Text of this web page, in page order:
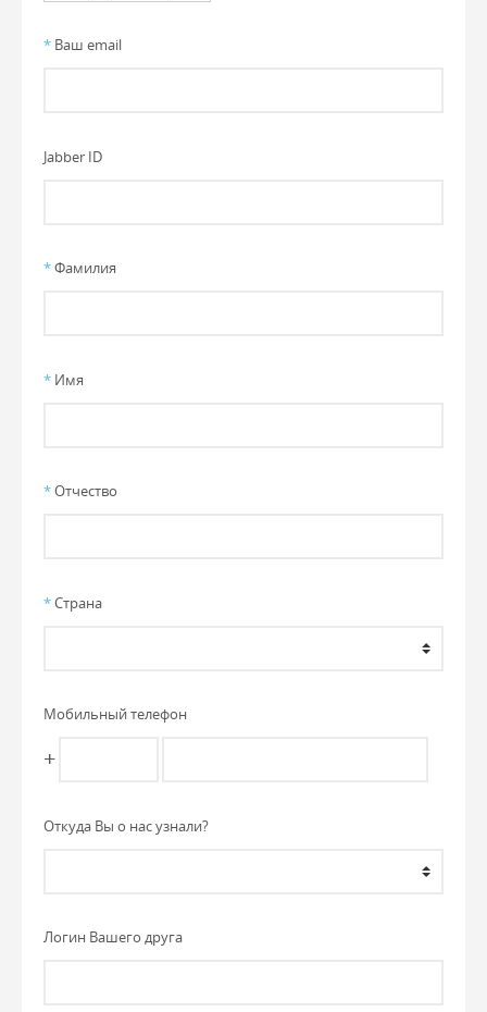
* Ваш email
Jabber ID
*Фамилия
* Имя
*Отчество
*Страна
Мобильный телефон
+
Откуда Вы о нас узнали?
Логин Вашего друга